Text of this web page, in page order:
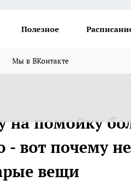
Полезное
Мы в ВКонтакте
помойку
- вот почему
вещи